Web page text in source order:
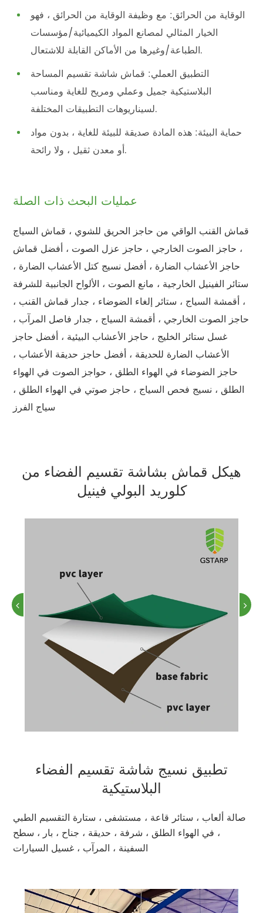
الوقاية من الحرائق: مع وظيفة الوقاية من الحرائق ، فهو
الخيار المثالي لمصانع المواد الكيميائية/مؤسسات
الطباعة/وغيرها من الأماكن القابلة للاشتعال.
التطبيق العملي: قماش شاشة تقسيم المساحة
البلاستيكية جميل وعملي ومريح للغاية ومناسب
لسيناريوهات التطبيقات المختلفة.
حماية البيئة: هذه المادة صديقة للبيئة للغاية ، بدون مواد
أو معدن ثقيل ، ولا رائحة.
عمليات البحث ذات الصلة
قماش القنب الواقي من حاجز الحريق للشوي ، قماش السياج
، حاجز الصوت الخارجي ، حاجز عزل الصوت ، أفضل قماش
حاجز الأعشاب الضارة ، أفضل نسيج كتل الأعشاب الضارة ،
ستائر الفينيل الخارجية ، مانع الصوت ، الألواح الجانبية للشرفة
، أقمشة السياج ، ستائر إلغاء الضوضاء ، جدار قماش القنب ،
حاجز الصوت الخارجي ، أقمشة السياج ، جدار فاصل المرآب ،
غسل ستائر الخليج ، حاجز الأعشاب البيئية ، أفضل حاجز
الأعشاب الضارة للحديقة ، أفضل حاجز حديقة الأعشاب ،
حاجز الضوضاء في الهواء الطلق ، حواجز الصوت في الهواء
الطلق ، نسيج فحص السياج ، حاجز صوتي في الهواء الطلق ،
سياج الفرز
هيكل قماش بشاشة تقسيم الفضاء من
كلوريد البولي فينيل
تطبيق نسيج شاشة تقسيم الفضاء
البلاستيكية
صالة ألعاب ، ستائر قاعة ، مستشفى ، ستارة التقسيم الطبي
، في الهواء الطلق ، شرفة ، حديقة ، جناح ، بار ، سطح
السفينة ، المرآب ، غسيل السيارات